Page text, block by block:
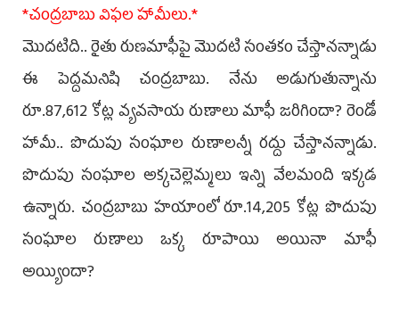
*చంద్రబాబు విఫల హామీలు.*
మొదటిది.. రైతు రుణమాఫీపై మొదటి సంతకం చేస్తానన్నాడు
ఈ పెద్దమనిషి చంద్రబాబు. నేను అడుగుతున్నాను
రూ.87,612 కోట్ల వ్యవసాయ రుణాలు మాఫీ జరిగిందా? రెండో
హామీ.. పొదుపు సంఘాల రుణాలన్నీ రద్దు చేస్తానన్నాడు.
పొదుపు సంఘాల అక్కచెల్లెమ్మలు ఇన్ని వేలమంది ఇక్కడ
ఉన్నారు. చంద్రబాబు హయాంలో రూ.14,205 కోట్ల పొదుపు
సంఘాల రుణాలు ఒక్క రూపాయి అయినా మాఫీ
అయ్యిందా?